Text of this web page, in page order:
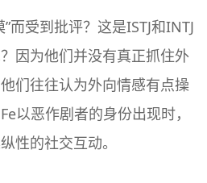
而受到批评？这是ISTJ和INTJ
因为他们并没有真正抓住外
们往往认为外向情感有点操
以恶作剧者的身份出现时，
性的社交互动。